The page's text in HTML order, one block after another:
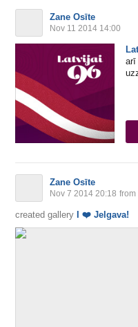
Zane Osīte
Nov 11 2014 14:00
arī
Zane Osīte
Nov 7 2014 20:18 from
created gallery I ❤️ Jelgava!